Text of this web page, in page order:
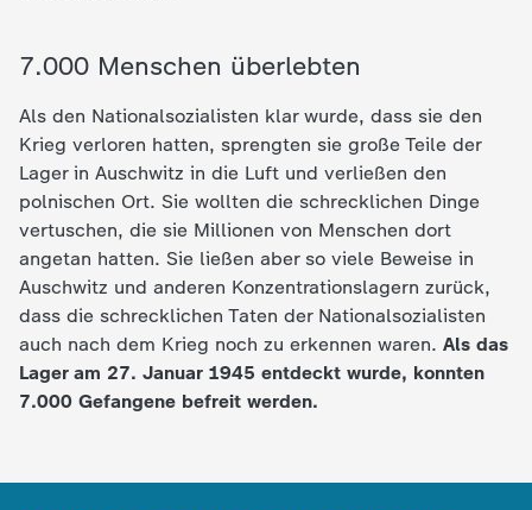
7.000 Menschen überlebten
Als den Nationalsozialisten klar wurde, dass sie den
Krieg verloren hatten, sprengten sie große Teile der
Lager in Auschwitz in die Luft und verließen den
polnischen Ort. Sie wollten die schrecklichen Dinge
vertuschen, die sie Millionen von Menschen dort
angetan hatten. Sie ließen aber so viele Beweise in
Auschwitz und anderen Konzentrationslagern zurück,
dass die schrecklichen Taten der Nationalsozialisten
auch nach dem Krieg noch zu erkennen waren. Als das
Lager am 27. Januar 1945 entdeckt wurde, konnten
7.000 Gefangene befreit werden.